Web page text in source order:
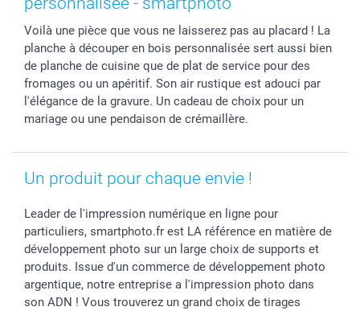
Dénicheur d'idées cadeau
Baptême
Toussaint
Rentrée des classes
Saint-Valentin
Vacances
Gestion des cookies
Tarifs
Partenariats & Influence
Investisseurs
Livraison
Modes de paiement
Grandes quantités
Statut de ma commande
Voilà une pièce que vous ne laisserez pas au placard ! La
planche à découper en bois personnalisée sert aussi bien
de planche de cuisine que de plat de service pour des
fromages ou un apéritif. Son air rustique est adouci par
l'élégance de la gravure. Un cadeau de choix pour un
mariage ou une pendaison de crémaillère.
Un produit pour chaque envie !
Leader de l'impression numérique en ligne pour
particuliers, smartphoto.fr est LA référence en matière de
développement photo sur un large choix de supports et
produits. Issue d'un commerce de développement photo
argentique, notre entreprise a l'impression photo dans
son ADN ! Vous trouverez un grand choix de tirages